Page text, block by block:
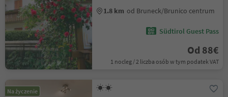
1.8 km od Bruneck/Brunico centrum
Südtirol Guest Pass
Od 88€
1 nocleg / 2 liczba osób w tym podatek VAT
Na życzenie